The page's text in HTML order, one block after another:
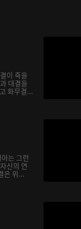
이 죽을
대결을
화무결...
는 그런
신의 연
은 위...